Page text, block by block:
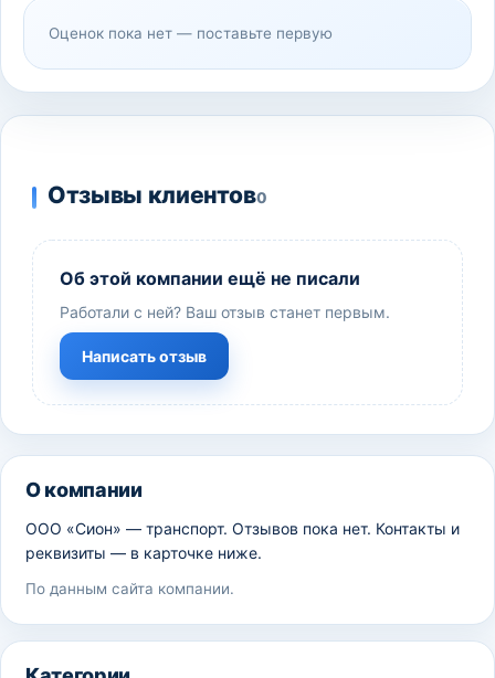
Оценок пока нет — поставьте первую
Отзывы клиентов0
Об этой компании ещё не писали
Работали с ней? Ваш отзыв станет первым.
Написать отзыв
О компании
ООО «Сион» — транспорт. Отзывов пока нет. Контакты и
реквизиты — в карточке ниже.
По данным сайта компании.